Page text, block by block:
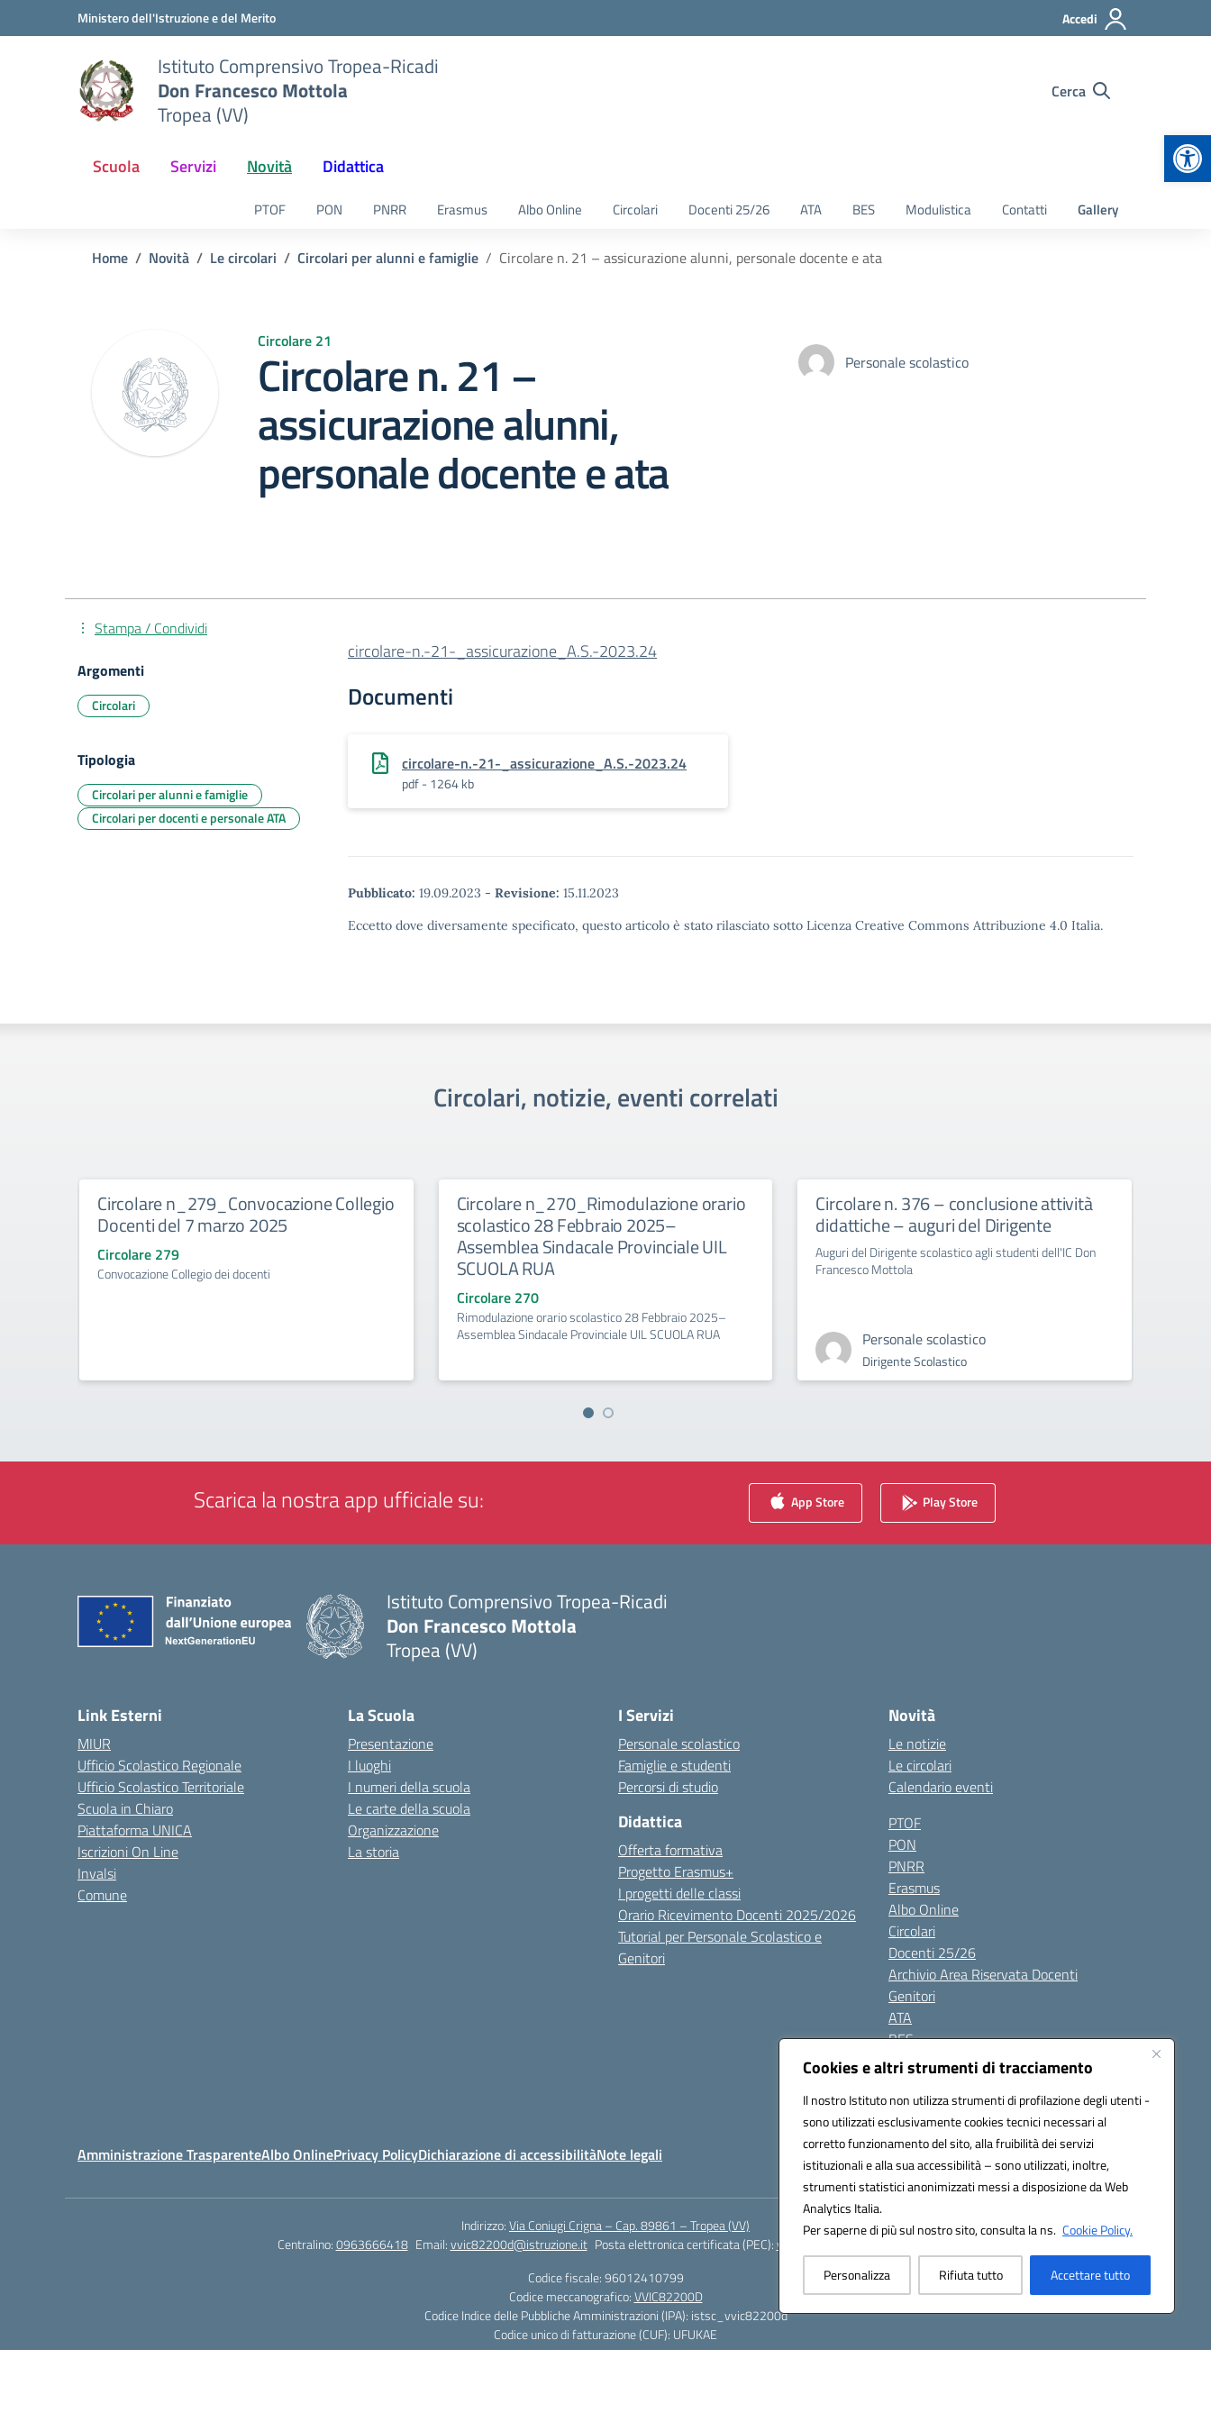
Cookies e altri strumenti di tracciamento
Il nostro Istituto non utilizza strumenti di profilazione degli utenti -
sono utilizzati esclusivamente cookies tecnici necessari al
corretto funzionamento del sito, alla fruibilità dei servizi
istituzionali e alla sua accessibilità – sono utilizzati, inoltre,
strumenti statistici anonimizzati messi a disposizione da Web
Analytics Italia.
Per saperne di più sul nostro sito, consulta la ns. Cookie Policy.
Personalizza Rifiuta tutto Accettare tutto
Vai ai contenuti
Vai al menu di navigazioneMinistero dell'Istruzione e del Merito Accedi
Istituto Comprensivo Tropea-Ricadi
Don Francesco Mottola
Tropea (VV)
Cerca
Scuola Servizi Novità Didattica
PTOF PON PNRR Erasmus Albo Online Circolari Docenti 25/26 ATA BES Modulistica Contatti Gallery
Home Novità Le circolari Circolari per alunni e famiglie Circolare n. 21 – assicurazione alunni, personale docente e ata
Circolare 21
Circolare n. 21 –
assicurazione alunni,
personale docente e ata
Personale scolastico
circolare-n.-21-_assicurazione_A.S.-2023.24
Documenti
circolare-n.-21-_assicurazione_A.S.-2023.24
pdf - 1264 kb
Pubblicato: 19.09.2023 - Revisione: 15.11.2023
Eccetto dove diversamente specificato, questo articolo è stato rilasciato sotto Licenza Creative Commons Attribuzione 4.0 Italia.
Stampa / Condividi
Argomenti
Circolari
Tipologia
Circolari per alunni e famiglie
Circolari per docenti e personale ATA
Circolari, notizie, eventi correlati
Circolare n_279_Convocazione Collegio
Docenti del 7 marzo 2025
Circolare 279
Convocazione Collegio dei docenti
Circolare n_270_Rimodulazione orario
scolastico 28 Febbraio 2025–
Assemblea Sindacale Provinciale UIL
SCUOLA RUA
Circolare 270
Rimodulazione orario scolastico 28 Febbraio 2025–
Assemblea Sindacale Provinciale UIL SCUOLA RUA
Circolare n. 376 – conclusione attività
didattiche – auguri del Dirigente
Auguri del Dirigente scolastico agli studenti dell'IC Don
Francesco Mottola
Personale scolastico
Dirigente Scolastico
Scarica la nostra app ufficiale su: App Store Play Store
Istituto Comprensivo Tropea-Ricadi
Don Francesco Mottola
Tropea (VV)
Link Esterni
MIUR
Ufficio Scolastico Regionale
Ufficio Scolastico Territoriale
Scuola in Chiaro
Piattaforma UNICA
Iscrizioni On Line
Invalsi
Comune
La Scuola
Presentazione
I luoghi
I numeri della scuola
Le carte della scuola
Organizzazione
La storia
I Servizi
Personale scolastico
Famiglie e studenti
Percorsi di studio
Didattica
Offerta formativa
Progetto Erasmus+
I progetti delle classi
Orario Ricevimento Docenti 2025/2026
Tutorial per Personale Scolastico e
Genitori
Novità
Le notizie
Le circolari
Calendario eventi
PTOF
PON
PNRR
Erasmus
Albo Online
Circolari
Docenti 25/26
Archivio Area Riservata Docenti
Genitori
ATA
BES
Modulistica
Gallery
Amministrazione TrasparenteAlbo OnlinePrivacy PolicyDichiarazione di accessibilitàNote legali
Indirizzo:Via Coniugi Crigna – Cap. 89861 – Tropea (VV)
Centralino:0963666418 Email:vvic82200d@istruzione.it Posta elettronica certificata (PEC):vvic82200d@pec.istruzione.it
Codice fiscale: 96012410799
Codice meccanografico:VVIC82200D
Codice Indice delle Pubbliche Amministrazioni (IPA): istsc_vvic82200d
Codice unico di fatturazione (CUF): UFUKAE